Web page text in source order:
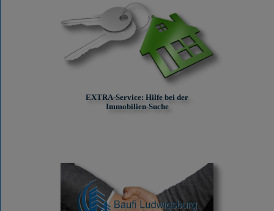
EXTRA-Service: Hilfe bei der
Immobilien-Suche